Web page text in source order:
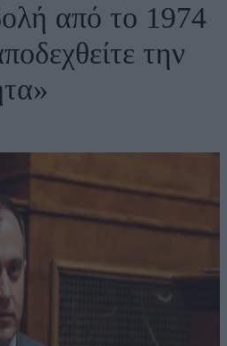
από το 1974
την